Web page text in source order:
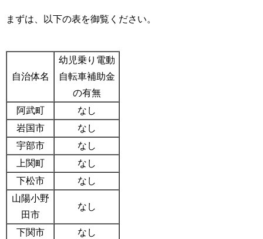
まずは、以下の表を御覧ください。
自治体名
幼児乗り電動
自転車補助金
の有無
阿武町
なし
岩国市
なし
宇部市
なし
上関町
なし
下松市
なし
山陽小野
田市
なし
下関市 なし